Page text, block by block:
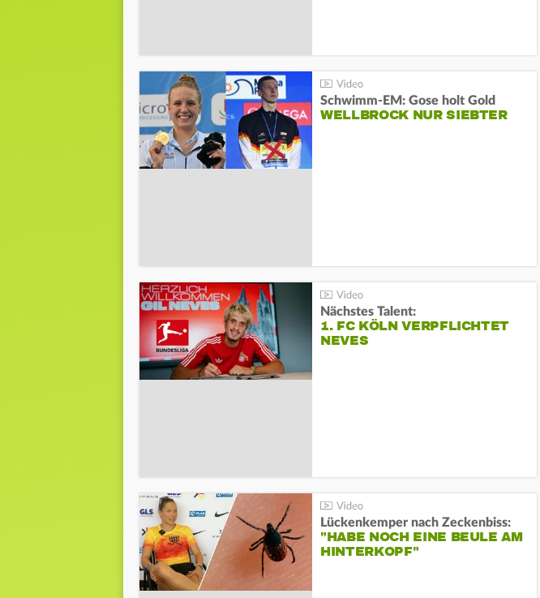
Schwimm-EM: Gose holt Gold
WELLBROCK NUR SIEBTER
Nächstes Talent:
1. FC KÖLN VERPFLICHTET
NEVES
Lückenkemper nach Zeckenbiss:
"HABE NOCH EINE BEULE AM
HINTERKOPF"